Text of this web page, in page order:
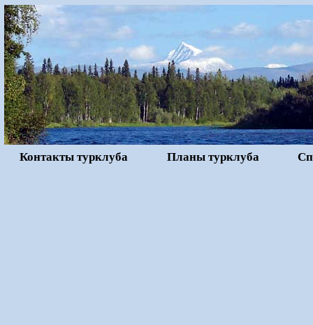
Контакты турклуба Планы турклуба